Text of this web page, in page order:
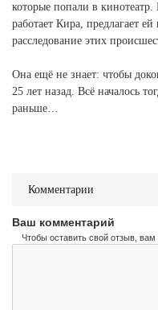
которые попали в кинотеатр.
работает Кира, предлагает
расследование этих
Она ещё не знает: чтобы
25 лет назад. Всё началось
раньше…
Комментарии
Ваш комментарий
Чтобы оставить свой отзыв,